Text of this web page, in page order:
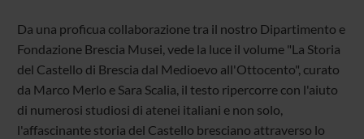
Da una proficua collaborazione tra il nostro Dipartimento e
Fondazione Brescia Musei, vede la luce il volume "La Storia
del Castello di Brescia dal Medioevo all'Ottocento", curato
da Marco Merlo e Sara Scalia, il testo ripercorre con l'aiuto
di numerosi studiosi di atenei italiani e non solo,
l'affascinante storia del Castello bresciano attraverso lo